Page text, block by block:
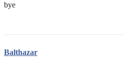
bye
Balthazar